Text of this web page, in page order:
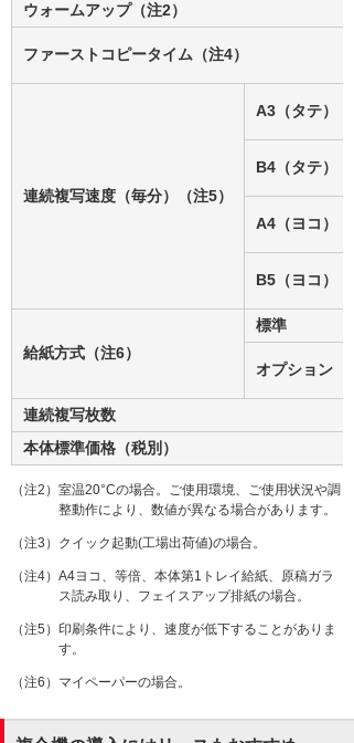
ウォームアップ（注2）
ファーストコピータイム（注4）
連続複写速度（毎分）（注5）
A3（タテ）
B4（タテ）
A4（ヨコ）
B5（ヨコ）
給紙方式（注6）
標準
オプション
連続複写枚数
本体標準価格（税別）
（注2）室温20°Cの場合。ご使用環境、ご使用状況や調
整動作により、数値が異なる場合があります。
（注3）クイック起動(工場出荷値)の場合。
（注4）A4ヨコ、等倍、本体第1トレイ給紙、原稿ガラ
ス読み取り、フェイスアップ排紙の場合。
（注5）印刷条件により、速度が低下することがありま
す。
（注6）マイペーパーの場合。